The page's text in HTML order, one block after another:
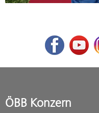
Facebook
ÖBB Konzern